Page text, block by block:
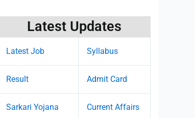
Latest Updates
Latest Job Syllabus
Result Admit Card
Sarkari Yojana Current Affairs